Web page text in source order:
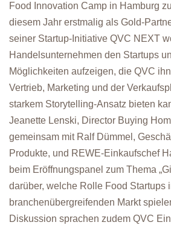
Food Innovation Camp in Hamburg
diesem Jahr erstmalig als Gold-
seiner Startup-Initiative QVC NEXT
Handelsunternehmen den Startups
Möglichkeiten aufzeigen, die QVC
Vertrieb, Marketing und der
starkem Storytelling-Ansatz bieten
Jeanette Lenski, Director Buying
gemeinsam mit Ralf Dümmel,
Produkte, und REWE-Einkaufschef
beim Eröffnungspanel zum Thema
darüber, welche Rolle Food Startups
branchenübergreifenden Markt
Diskussion sprachen zudem QVC